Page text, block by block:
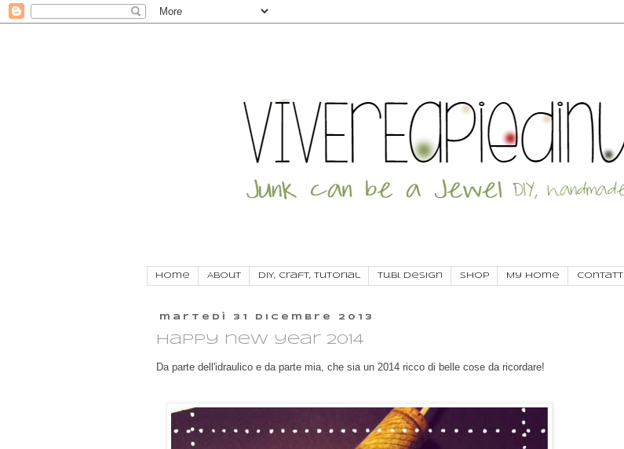
Home About DIY, craft, tutorial Tu.Bi. Design SHOP My Home Contatti
martedì 31 dicembre 2013
Happy new year 2014
Da parte dell'idraulico e da parte mia, che sia un 2014 ricco di belle cose da ricordare!